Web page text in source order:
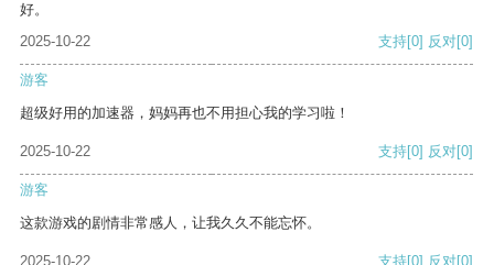
好。
2025-10-22
支持[0] 反对[0]
游客
超级好用的加速器，妈妈再也不用担心我的学习啦！
2025-10-22 支持[0] 反对[0]
游客
这款游戏的剧情非常感人，让我久久不能忘怀。
2025-10-22 支持[0] 反对[0]